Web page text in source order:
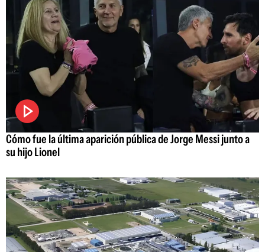
Cómo fue la última aparición pública de Jorge Messi junto a
su hijo Lionel